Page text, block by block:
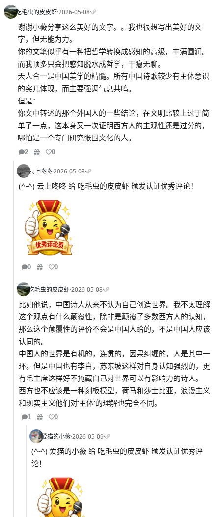
吃毛虫的皮皮虾·2026-05-08·
谢谢小薇分享这么美好的文字。。我也很想写出美好的文
字，但无能为力。
你的文笔似乎有一种把哲学转换成感知的高级，丰满圆润。
而我顶多只会把感知脱水成哲学，干瘪无聊。
天人合一是中国美学的精髓。所有中国诗歌较少有主体意识
的突兀体现，而主要强调气息共鸣。
但是：
你文中转述的那个外国人的一些结论，在文明比较上过于简
单了一点，这本身又一次证明西方人的主观性还是过分的，
哪怕是一个专门研究张国文化的人。
2 0
云上咚咚·2026-05-08·
(^-^) 云上咚咚 给 吃毛虫的皮皮虾 颁发认证优秀评论！
0 0
吃毛虫的皮皮虾·2026-05-08·
比如他说，中国诗人从来不认为自己创造世界。我不太理解
这个观点有什么颠覆性，除非是颠覆了多数西方人的认知，
那么这个颠覆性的评价不会是中国人给的，不是中国人应该
认同的。
中国人的世界是有机的，连贯的，因果纠缠的，人是其中一
环。但是中国也有李白，苏东坡这样对自身认知强烈的，更
有毛主席这样好不掩藏自己对世界可以有影响力的诗人。
西方也不应该是一种刻板模型，荷马和莎士比亚，浪漫主义
和现实主义他们对‘主体’的理解也完全不同。
1 0
爱猫的小薇·2026-05-09·
(^-^) 爱猫的小薇 给 吃毛虫的皮皮虾 颁发认证优秀评
论！